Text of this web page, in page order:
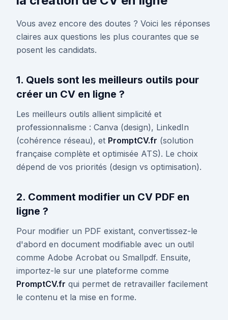
Vous avez encore des doutes ? Voici les réponses
claires aux questions les plus courantes que se
posent les candidats.
1. Quels sont les meilleurs outils pour
créer un CV en ligne ?
Les meilleurs outils allient simplicité et
professionnalisme : Canva (design), LinkedIn
(cohérence réseau), et PromptCV.fr (solution
française complète et optimisée ATS). Le choix
dépend de vos priorités (design vs optimisation).
2. Comment modifier un CV PDF en
ligne ?
Pour modifier un PDF existant, convertissez-le
d'abord en document modifiable avec un outil
comme Adobe Acrobat ou Smallpdf. Ensuite,
importez-le sur une plateforme comme
PromptCV.fr qui permet de retravailler facilement
le contenu et la mise en forme.